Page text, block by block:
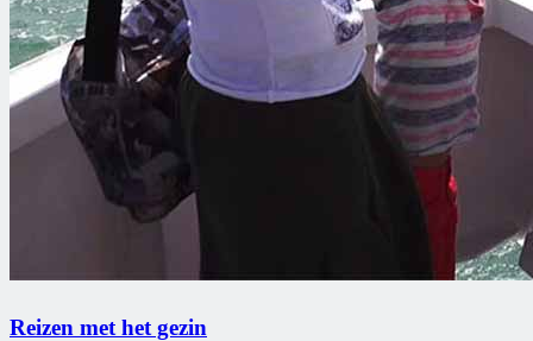
Reizen met het gezin